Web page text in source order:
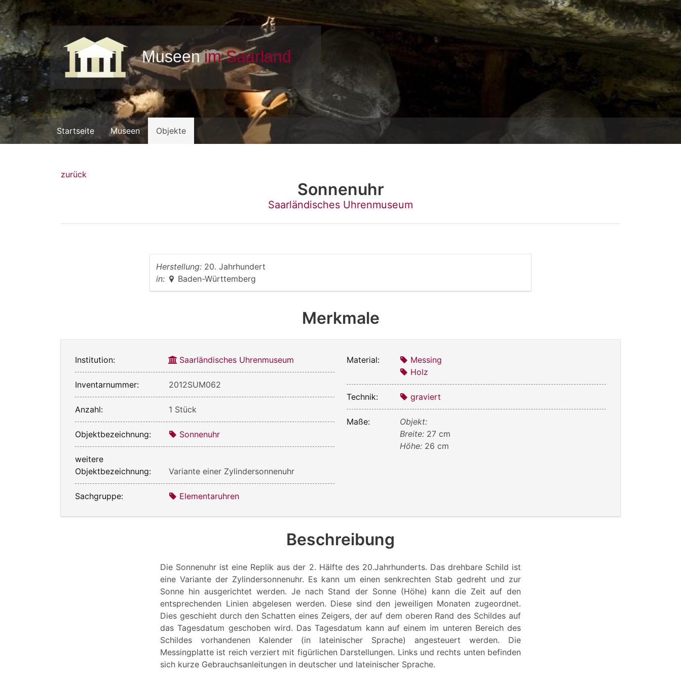
Startseite Museen Objekte
zurück
Sonnenuhr
Saarländisches Uhrenmuseum
Herstellung: 20. Jahrhundert
in:
Baden-Württemberg
Merkmale
Institution: Saarländisches Uhrenmuseum
Inventarnummer: 2012SUM062
Anzahl: 1 Stück
Objektbezeichnung: Sonnenuhr
weitere
Objektbezeichnung:
Variante einer Zylindersonnenuhr
Sachgruppe: Elementaruhren
Material:
Messing
Holz
Technik: graviert
Maße:
Objekt:
Breite: 27 cm
Höhe: 26 cm
Beschreibung
Die Sonnenuhr ist eine Replik aus der 2. Hälfte des 20.Jahrhunderts. Das drehbare Schild ist
eine Variante der Zylindersonnenuhr. Es kann um einen senkrechten Stab gedreht und zur
Sonne hin ausgerichtet werden. Je nach Stand der Sonne (Höhe) kann die Zeit auf den
entsprechenden Linien abgelesen werden. Diese sind den jeweiligen Monaten zugeordnet.
Dies geschieht durch den Schatten eines Zeigers, der auf dem oberen Rand des Schildes auf
das Tagesdatum geschoben wird. Das Tagesdatum kann auf einem im unteren Bereich des
Schildes vorhandenen Kalender (in lateinischer Sprache) angesteuert werden. Die
Messingplatte ist reich verziert mit figürlichen Darstellungen. Links und rechts unten befinden
sich kurze Gebrauchsanleitungen in deutscher und lateinischer Sprache.